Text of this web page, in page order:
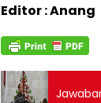
Editor : Anang